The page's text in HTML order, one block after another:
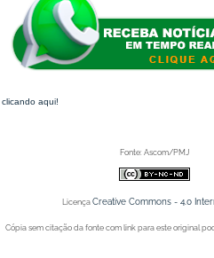
aqui!
Fonte: Ascom/PMJ
Licença Creative Commons - 4.0
Cópia sem citação da fonte com link para este original